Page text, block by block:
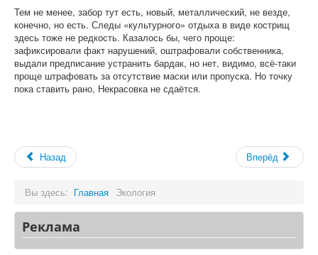
Тем не менее, забор тут есть, новый, металлический, не везде,
конечно, но есть. Следы «культурного» отдыха в виде кострищ
здесь тоже не редкость. Казалось бы, чего проще:
зафиксировали факт нарушений, оштрафовали собственника,
выдали предписание устранить бардак, но нет, видимо, всё-таки
проще штрафовать за отсутствие маски или пропуска. Но точку
пока ставить рано, Некрасовка не сдаётся.
Назад Вперёд
Вы здесь: Главная Экология
Реклама